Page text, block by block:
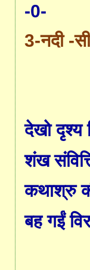
-0-
3-नदी -
देखो दृश्य
शंख
कथाश्रु
बह गईं